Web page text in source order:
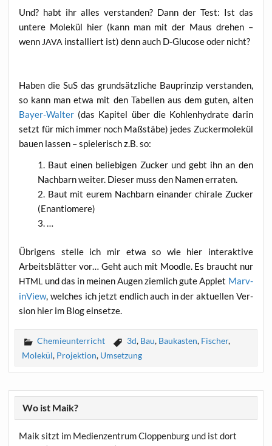
Und? habt ihr alles ver­stan­den? Dann der Test: Ist das
unte­re Mole­kül hier (kann man mit der Maus dre­hen –
wenn JAVA instal­liert ist) denn auch D‑Glucose oder nicht?
Haben die SuS das grund­sätz­li­che Bau­prin­zip ver­stan­den,
so kann man etwa mit den Tabel­len aus dem guten, alten
Bay­er-Wal­ter (das Kapi­tel über die Koh­len­hy­dra­te dar­in
setzt für mich immer noch Maß­stä­be) jedes Zucker­mo­le­kül
bau­en las­sen – spie­le­risch z.B. so:
Baut einen belie­bi­gen Zucker und gebt ihn an den
Nach­barn wei­ter. Die­ser muss den Namen erraten.
Baut mit eurem Nach­barn ein­an­der chi­ra­le Zucker
(Enan­tio­me­re)
…
Übri­gens stel­le ich mir etwa so wie hier inter­ak­ti­ve
Arbeits­blät­ter vor… Geht auch mit Mood­le. Es braucht nur
HTML und das in mei­nen Augen ziem­lich gute App­let Marv­
in­View, wel­ches ich jetzt end­lich auch in der aktu­el­len Ver­
si­on hier im Blog einsetze.
Chemieunterricht 3d, Bau, Baukasten, Fischer,
Molekül, Projektion, Umsetzung
Wo ist Maik?
Maik sitzt im Medienzentrum Cloppenburg und ist dort